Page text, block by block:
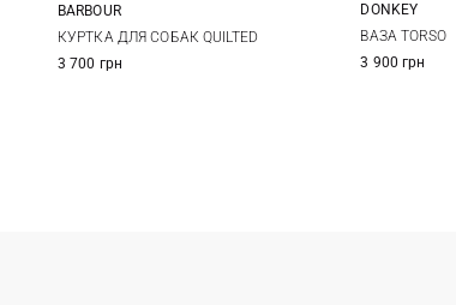
XS S M
BARBOUR
КУРТКА ДЛЯ СОБАК QUILTED
3 700 грн
DONKEY
ВАЗА TORSO
3 900 грн